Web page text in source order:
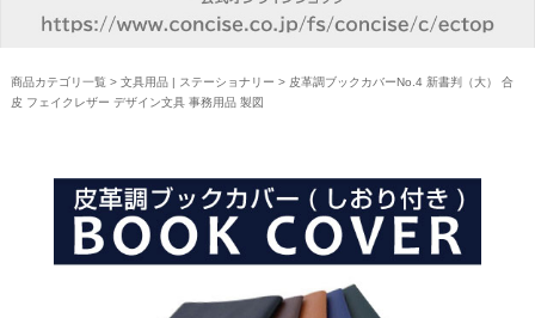
商品カテゴリ一覧 > 文具用品 | ステーショナリー > 皮革調ブックカバーNo.4 新書判（大） 合
皮 フェイクレザー デザイン文具 事務用品 製図